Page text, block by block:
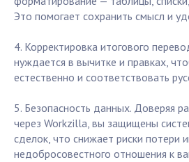
Это помогает сохранить смысл и
4. Корректировка итогового
нуждается в вычитке и правках,
естественно и соответствовать
5. Безопасность данных. Доверяя
через Workzilla, вы защищены
сделок, что снижает риски потери
недобросовестного отношения к